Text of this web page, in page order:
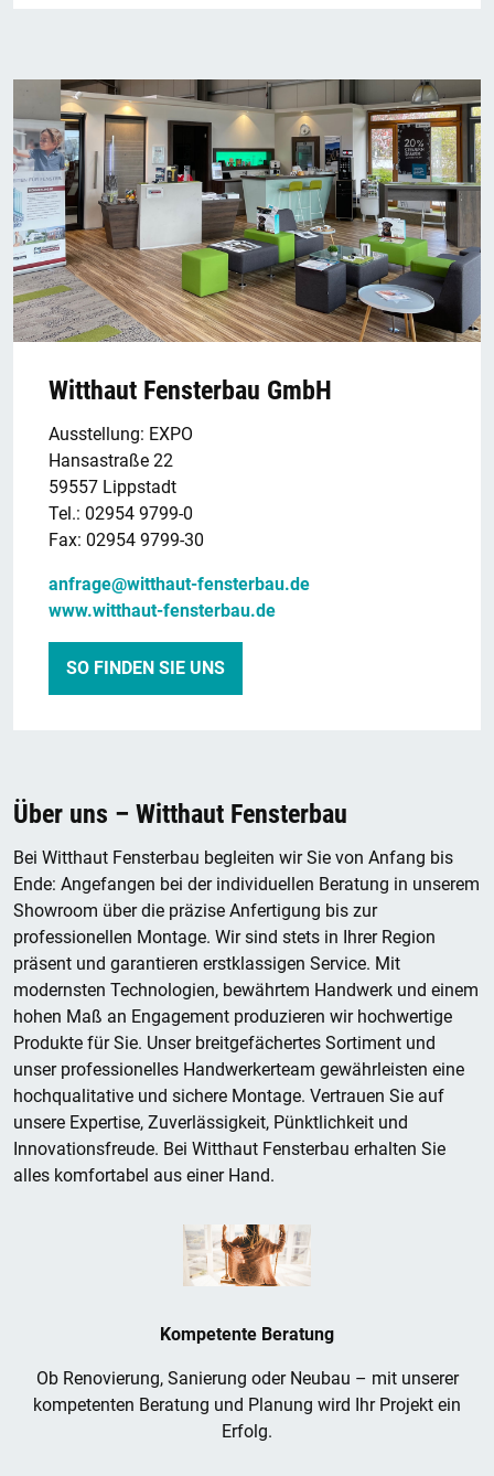
Witthaut Fensterbau GmbH
Ausstellung: EXPO
Hansastraße 22
59557 Lippstadt
Tel.: 02954 9799-0
Fax: 02954 9799-30
anfrage@witthaut-fensterbau.de
www.witthaut-fensterbau.de
SO FINDEN SIE UNS
Über uns – Witthaut Fensterbau
Bei Witthaut Fensterbau begleiten wir Sie von Anfang bis
Ende: Angefangen bei der individuellen Beratung in unserem
Showroom über die präzise Anfertigung bis zur
professionellen Montage. Wir sind stets in Ihrer Region
präsent und garantieren erstklassigen Service. Mit
modernsten Technologien, bewährtem Handwerk und einem
hohen Maß an Engagement produzieren wir hochwertige
Produkte für Sie. Unser breitgefächertes Sortiment und
unser professionelles Handwerkerteam gewährleisten eine
hochqualitative und sichere Montage. Vertrauen Sie auf
unsere Expertise, Zuverlässigkeit, Pünktlichkeit und
Innovationsfreude. Bei Witthaut Fensterbau erhalten Sie
alles komfortabel aus einer Hand.
Kompetente Beratung
Ob Renovierung, Sanierung oder Neubau – mit unserer
kompetenten Beratung und Planung wird Ihr Projekt ein
Erfolg.